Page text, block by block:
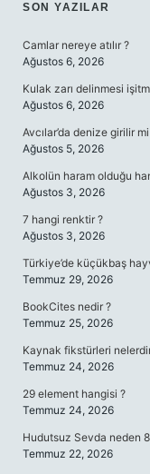
SON YAZILAR
Camlar nereye atılır ?
Ağustos 6, 2026
Kulak zarı delinmesi
Ağustos 6, 2026
Avcılar’da denize girilir
Ağustos 5, 2026
Alkolün haram olduğu
Ağustos 3, 2026
7 hangi renktir ?
Ağustos 3, 2026
Türkiye’de küçükbaş
Temmuz 29, 2026
BookCites nedir ?
Temmuz 25, 2026
Kaynak fikstürleri
Temmuz 24, 2026
29 element hangisi ?
Temmuz 24, 2026
Hudutsuz Sevda neden
Temmuz 22, 2026